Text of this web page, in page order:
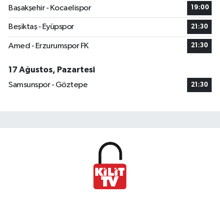
Başakşehir - Kocaelispor
19:00
Beşiktaş - Eyüpspor 21:30
Amed - Erzurumspor FK 21:30
17 Ağustos, Pazartesi
Samsunspor - Göztepe
21:30